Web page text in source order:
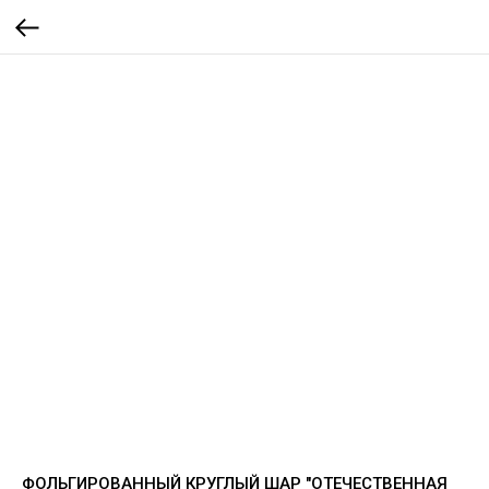
ФОЛЬГИРОВАННЫЙ КРУГЛЫЙ ШАР "ОТЕЧЕСТВЕННАЯ